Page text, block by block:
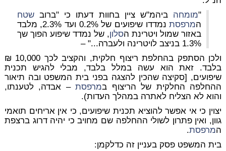
"מומחה ביהמ"ש ציין בחוות דעתו כי "ברובשטח
המרפסת
נמדדו שיפועים של 0.2% ועד 2.3%, מלבד
באזור שמול ויטרינת הסלון, של נמדד שיפוע הפוך שך
1.3% בניצב לויטרינה ולעברה..." –
ולכן הסתפק בהחלפת ריצוף חלקית, והקציב לכך 10,000 ₪
בלבד. זאת הוא עשה במלל בלבד, מבלי להגיש תכנית
שיפועים, [סקיצה שהכין להצגה בפני בית המשפט ובה תיאור
ההחלפה החלקית של הריצוף במרפסת– אבדה, לטענתו,
והוא לא הצליח לאתרה במהלך העדות).
יצוין כי אי אפשר להוציא תכנית שיפועים, כי אין אריחים תואמי
גוון, ואין פתרון לשולי ההחלפה שם מחויב כי יהיה דרוג ברצפת
המרפסת.
בית המשפט פסק בעניין זה כדלקמן: